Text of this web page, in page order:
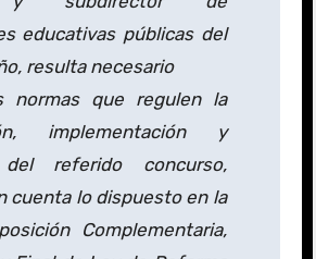
educativas públicas del
resulta necesario
normas que regulen la
implementación y
del referido concurso,
cuenta lo dispuesto en la
Complementaria,